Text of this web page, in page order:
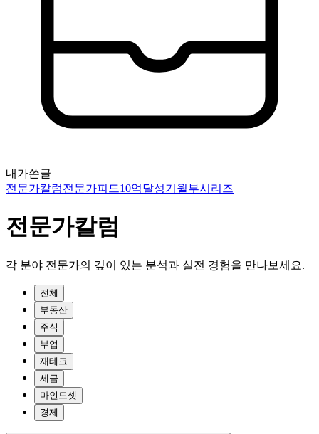
내가쓴글
전문가칼럼전문가피드10억달성기 월부시리즈
전문가칼럼
각 분야 전문가의 깊이 있는 분석과 실전 경험을 만나보세요.
전체
부동산
주식
부업
재테크
세금
마인드셋
경제